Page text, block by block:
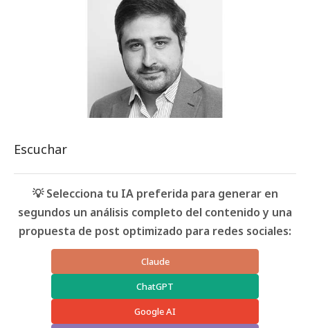
Escuchar
💡 Selecciona tu IA preferida para generar en
segundos un análisis completo del contenido y una
propuesta de post optimizado para redes sociales:
Claude
ChatGPT
Google AI